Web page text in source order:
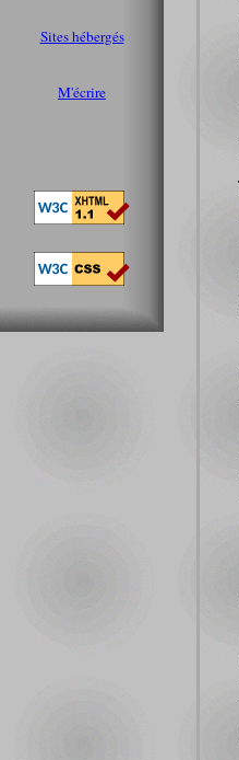
Sites hébergés
M'écrire